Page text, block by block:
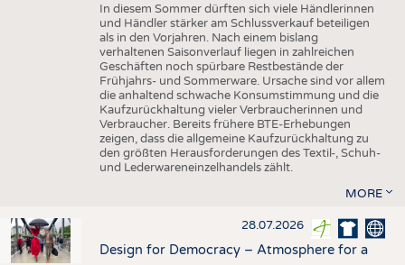
In diesem Sommer dürften sich viele Händlerinnen
und Händler stärker am Schlussverkauf beteiligen
als in den Vorjahren. Nach einem bislang
verhaltenen Saisonverlauf liegen in zahlreichen
Geschäften noch spürbare Restbestände der
Frühjahrs- und Sommerware. Ursache sind vor allem
die anhaltend schwache Konsumstimmung und die
Kaufzurückhaltung vieler Verbraucherinnen und
Verbraucher. Bereits frühere BTE-Erhebungen
zeigen, dass die allgemeine Kaufzurückhaltung zu
den größten Herausforderungen des Textil-, Schuh-
und Lederwareneinzelhandels zählt.
MORE
28.07.2026
Design for Democracy – Atmosphere for a